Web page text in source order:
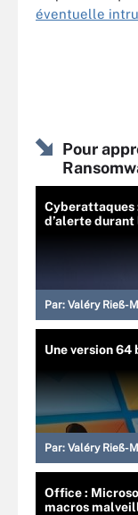
éventuelle
Pour
Cyberattaques
d’alerte
Par: Valéry Rieß-
Une version
Par: Valéry Rieß-
Office :
macros